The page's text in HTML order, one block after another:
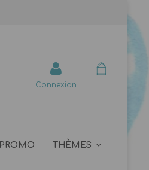
Connexion
PROMO THÈMES